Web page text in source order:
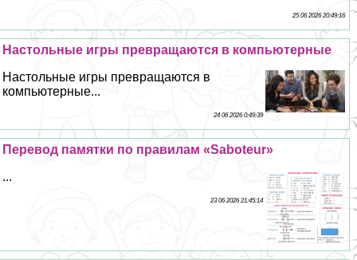
25 06 2026 20:49:16
Настольные игры превращаются в компьютерные
Настольные игры превращаются в
компьютерные...
24 06 2026 0:49:39
Перевод памятки по правилам «Saboteur»
...
23 06 2026 21:45:14